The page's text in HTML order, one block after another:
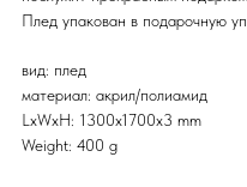
Плед упакован в подарочную
вид: плед
материал: акрил/полиамид
LxWxH: 1300x1700x3 mm
Weight: 400 g